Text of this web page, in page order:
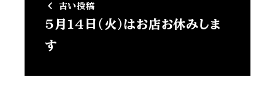
古い投稿
5月14日(火)はお店お休みしま
す